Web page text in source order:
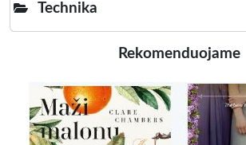
Technika
Rekomenduojame